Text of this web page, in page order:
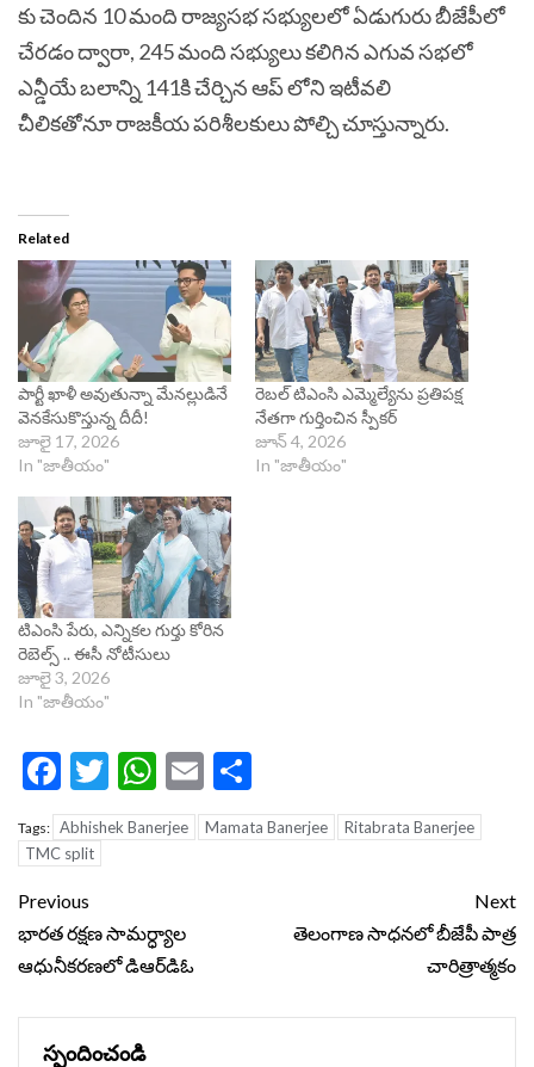
కు చెందిన 10 మంది రాజ్యసభ సభ్యులలో ఏడుగురు బీజేపీలో
చేరడం ద్వారా, 245 మంది సభ్యులు కలిగిన ఎగువ సభలో
ఎన్డీయే బలాన్ని 141కి చేర్చిన ఆప్ లోని ఇటీవలి
చీలికతోనూ రాజకీయ పరిశీలకులు పోల్చి చూస్తున్నారు.
Related
పార్టీ ఖాళీ అవుతున్నా మేనల్లుడినే
వెనకేసుకొస్తున్న దీదీ!
జూలై 17, 2026
In "జాతీయం"
రెబల్ టిఎంసి ఎమ్మెల్యేను ప్రతిపక్ష
నేతగా గుర్తించిన స్పీకర్
జూన్ 4, 2026
In "జాతీయం"
టిఎంసి పేరు, ఎన్నికల గుర్తు కోరిన
రెబెల్స్ .. ఈసీ నోటీసులు
జూలై 3, 2026
In "జాతీయం"
Facebook
Twitter
WhatsApp
Email
Tags: Abhishek Banerjee Mamata Banerjee
Ritabrata Banerjee
TMC split
Continue
Reading
Previous
భారత రక్షణ సామర్ధ్యాల
ఆధునీకరణలో డిఆర్‌డిఓ
Next
తెలంగాణ సాధనలో బీజేపీ పాత్ర
చారిత్రాత్మకం
స్పందించండి